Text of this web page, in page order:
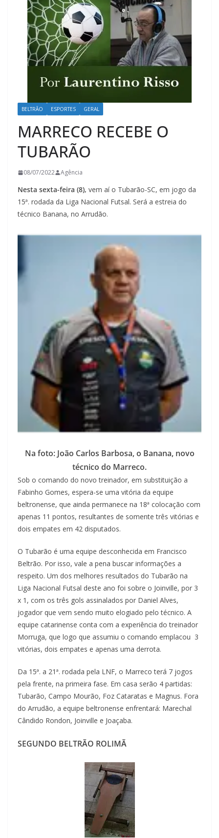
BELTRÃO ESPORTES GERAL
MARRECO RECEBE O
TUBARÃO
08/07/2022 Agência
Nesta sexta-feira (8), vem aí o Tubarão-SC, em jogo da
15ª. rodada da Liga Nacional Futsal. Será a estreia do
técnico Banana, no Arrudão.
Na foto: João Carlos Barbosa, o Banana, novo
técnico do Marreco.
Sob o comando do novo treinador, em substituição a
Fabinho Gomes, espera-se uma vitória da equipe
beltronense, que ainda permanece na 18ª colocação com
apenas 11 pontos, resultantes de somente três vitórias e
dois empates em 42 disputados.
O Tubarão é uma equipe desconhecida em Francisco
Beltrão. Por isso, vale a pena buscar informações a
respeito. Um dos melhores resultados do Tubarão na
Liga Nacional Futsal deste ano foi sobre o Joinville, por 3
x 1, com os três gols assinalados por Daniel Alves,
jogador que vem sendo muito elogiado pelo técnico. A
equipe catarinense conta com a experiência do treinador
Morruga, que logo que assumiu o comando emplacou 3
vitórias, dois empates e apenas uma derrota.
Da 15ª. a 21ª. rodada pela LNF, o Marreco terá 7 jogos
pela frente, na primeira fase. Em casa serão 4 partidas:
Tubarão, Campo Mourão, Foz Cataratas e Magnus. Fora
do Arrudão, a equipe beltronense enfrentará: Marechal
Cândido Rondon, Joinville e Joaçaba.
SEGUNDO BELTRÃO ROLIMÃ